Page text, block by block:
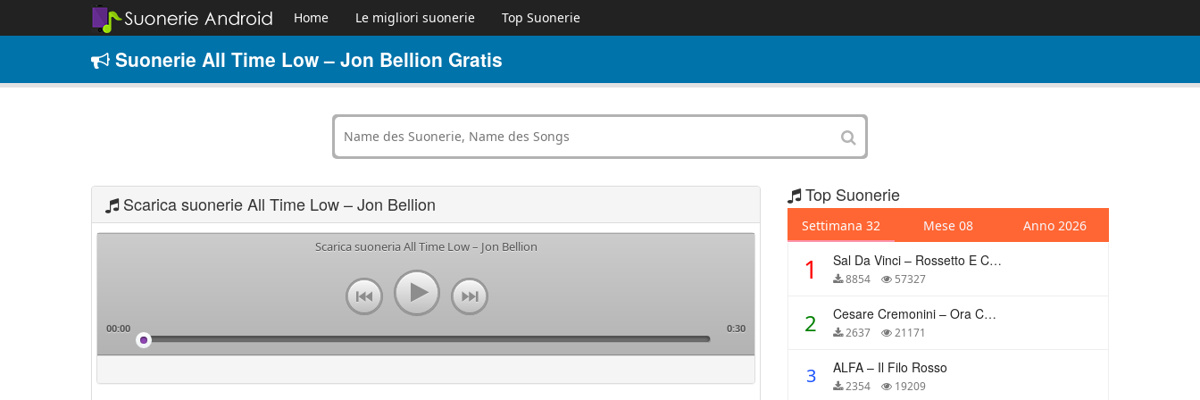
Home Le migliori suonerie Top Suonerie
Suonerie All Time Low – Jon Bellion Gratis
Scarica suonerie All Time Low – Jon Bellion
Scarica suoneria All Time Low – Jon Bellion
00:00 0:30
Top Suonerie
Settimana 32 Mese 08 Anno 2026
1 Sal Da Vinci – Rossetto E Caffè
8854 57327
2 Cesare Cremonini – Ora Che Non Ho Più Te
2637 21171
3 ALFA – Il Filo Rosso
2354 19209